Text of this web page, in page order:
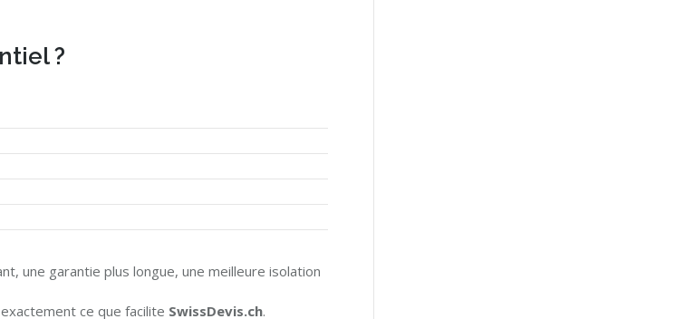
?
une garantie plus longue, une meilleure isolation
ce que facilite SwissDevis.ch.